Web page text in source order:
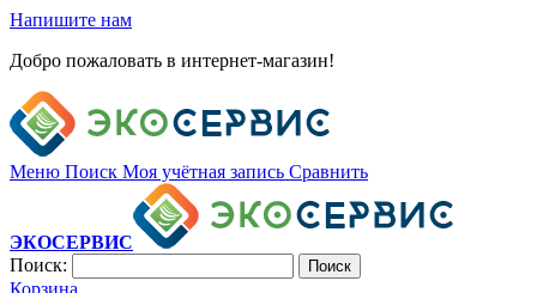
Напишите нам
Добро пожаловать в интернет-магазин!
Меню Поиск Моя учётная запись Сравнить
ЭКОСЕРВИС
Поиск:
Поиск
Корзина